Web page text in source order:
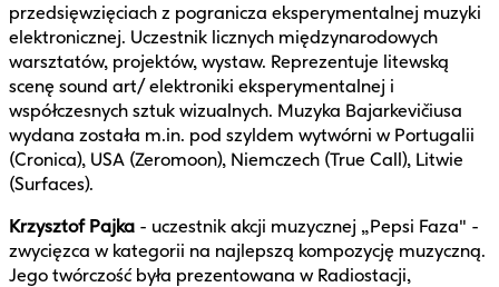
przedsięwzięciach z pogranicza eksperymentalnej muzyki
elektronicznej. Uczestnik licznych międzynarodowych
warsztatów, projektów, wystaw. Reprezentuje litewską
scenę sound art/ elektroniki eksperymentalnej i
współczesnych sztuk wizualnych. Muzyka Bajarkevičiusa
wydana została m.in. pod szyldem wytwórni w Portugalii
(Cronica), USA (Zeromoon), Niemczech (True Call), Litwie
(Surfaces).
Krzysztof Pajka - uczestnik akcji muzycznej „Pepsi Faza" -
zwycięzca w kategorii na najlepszą kompozycję muzyczną.
Jego twórczość była prezentowana w Radiostacji,